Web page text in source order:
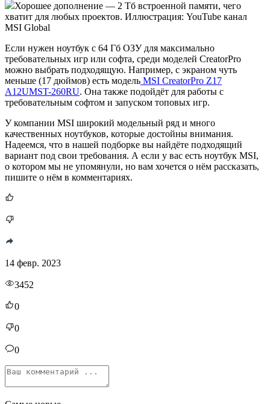
Хорошее дополнение — 2 Тб встроенной памяти, чего
хватит для любых проектов. Иллюстрация: YouTube канал
MSI Global
Если нужен ноутбук с 64 Гб ОЗУ для максимально
требовательных игр или софта, среди моделей CreatorPro
можно выбрать подходящую. Например, с экраном чуть
меньше (17 дюймов) есть модель MSI CreatorPro Z17
A12UMST-260RU. Она также подойдёт для работы с
требовательным софтом и запуском топовых игр.
У компании MSI широкий модельный ряд и много
качественных ноутбуков, которые достойны внимания.
Надеемся, что в нашей подборке вы найдёте подходящий
вариант под свои требования. А если у вас есть ноутбук MSI,
о котором мы не упомянули, но вам хочется о нём рассказать,
пишите о нём в комментариях.
14 февр. 2023
3452
0
0
0